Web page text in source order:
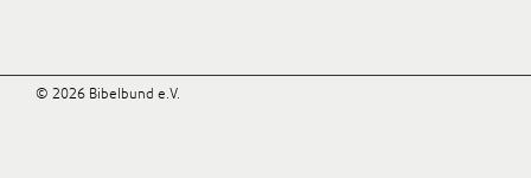
© 2026 Bibelbund e.V.